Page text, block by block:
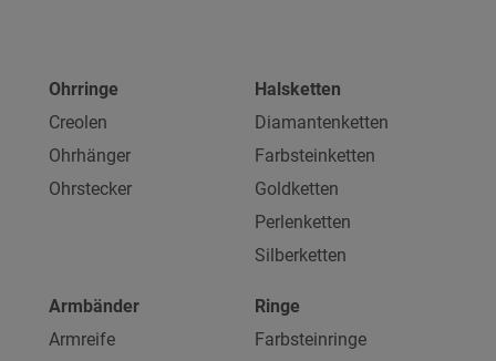
Ohrringe
Creolen
Ohrhänger
Ohrstecker
Halsketten
Diamantenketten
Farbsteinketten
Goldketten
Perlenketten
Silberketten
Armbänder
Armreife
Ringe
Farbsteinringe